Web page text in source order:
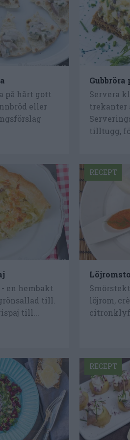
på hårt gott
eller
Servera
trekanter
tilltugg,
en hembakt
till.
till...
löjrom,
RECEPT
RECEPT